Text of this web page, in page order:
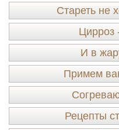
Стареть не
Цирроз
И в
Примем
Рецепты